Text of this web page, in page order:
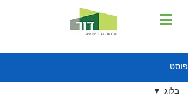
פוסט
בלוג